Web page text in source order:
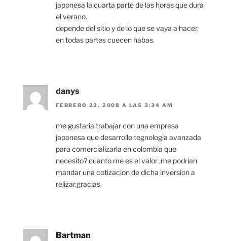
japonesa la cuarta parte de las horas que dura
el verano.
depende del sitio y de lo que se vaya a hacer.
en todas partes cuecen habas.
danys
FEBRERO 23, 2008 A LAS 3:34 AM
me gustaria trabajar con una empresa
japonesa que desarrolle tegnologia avanzada
para comercializarla en colombia que
necesito? cuanto me es el valor ,me podrian
mandar una cotizacion de dicha inversion a
relizar.gracias.
Bartman